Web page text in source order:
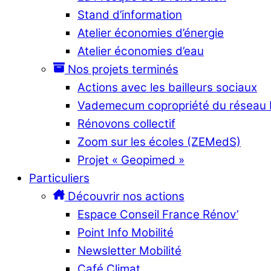
Stand d’information
Atelier économies d’énergie
Atelier économies d’eau
Nos projets terminés
Actions avec les bailleurs sociaux
Vademecum copropriété du réseau
Rénovons collectif
Zoom sur les écoles (ZEMedS)
Projet « Geopimed »
Particuliers
Découvrir nos actions
Espace Conseil France Rénov’
Point Info Mobilité
Newsletter Mobilité